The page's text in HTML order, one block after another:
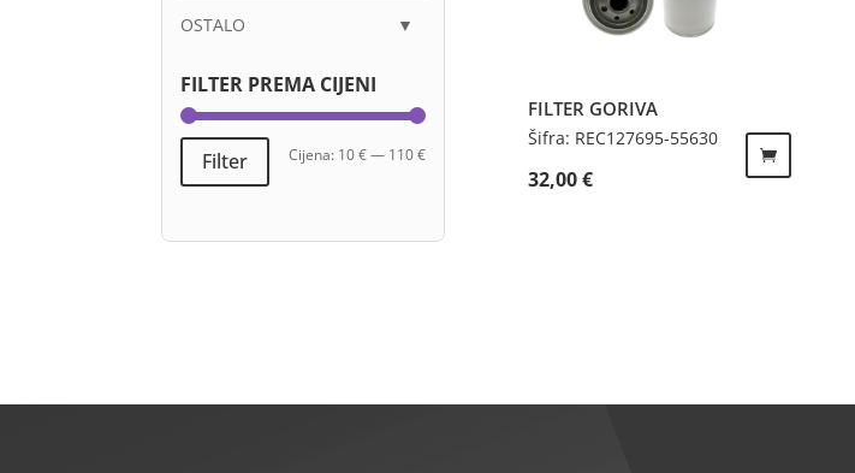
FILTER GORIVA
Šifra: REC127695-55630
32,00€
OSTALO ▼
FILTER PREMA CIJENI
Min
Maks
Filter Cijena: 10 €— 110 €